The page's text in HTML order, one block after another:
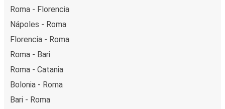
Roma - Florencia
Nápoles - Roma
Florencia - Roma
Roma - Bari
Roma - Catania
Bolonia - Roma
Bari - Roma